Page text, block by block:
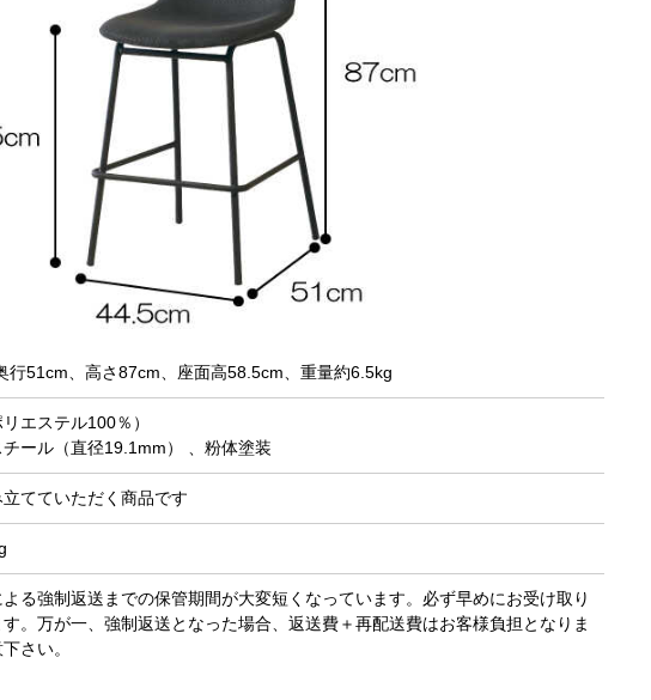
行51cm、高さ87cm、座面高58.5cm、重量約6.5kg
エステル100％）
ール（直径19.1mm） 、粉体塗装
てていただく商品です
る強制返送までの保管期間が大変短くなっています。必ず早めにお受け取り
。万が一、強制返送となった場合、返送費＋再配送費はお客様負担となりま
さい。